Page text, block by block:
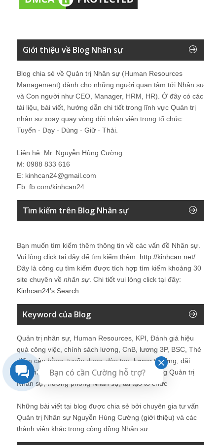
Giới thiệu về Blog Nhân sự
Blog chia sẻ về Quản trị Nhân sự (Human Resources
Management) dành cho những người quan tâm tới Nhân sự
và Con người như CEO, Manager, HRM, HR). Ở đây có các
tài liệu, bài viết, hướng dẫn chi tiết trong lĩnh vực Quản trị
nhân sự xoay quay vòng đời nhân viên trong tổ chức:
Tuyển - Dạy - Dùng - Giữ - Thải.
Liên hệ: Mr. Nguyễn Hùng Cường
M: 0988 833 616
E: kinhcan24@gmail.com
Fb: fb.com/kinhcan24
Tìm kiếm trên Blog Nhân sự
Bạn muốn tìm kiếm thêm thông tin về các vấn đề Nhân sự
Vui lòng click tại đây để tìm kiếm thêm: http://kinhcan.net/
Đây là công cụ tìm kiếm được tích hợp tìm kiếm khoảng 30
site chuyên về nhân sự. Chi tiết vui lòng click tại đây:
Kinhcan24′s Search
Keyword của Blog
Quản trị nhân sự, Human Resources, KPI, Đánh giá hiệu
quả công việc, chính sách lương, CnB, lương 3P, BSC, Thẻ
điểm cân bằng, tuyển dụng, đào tạo, lương thưởng, đãi
ngộ, nhân sự, tổ chức, cơ cấu tổ chức, hệ thống Quản trị
Nhân sự, trưởng phòng Nhân sự, tái tạo tổ chức
Những bài viết tại blog được chia sẻ bởi chuyên gia tư vấn
Quản trị Nhân sự Nguyễn Hùng Cường (giới thiệu) và các
thành viên khác trong cộng đồng Nhân sự.
Bạn có cần Cường hỗ trợ?